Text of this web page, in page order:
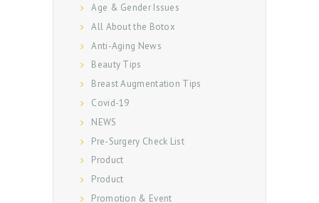
BEAUTY TIPS
PATIENT REVIEWS
Age & Gender Issues
All About the Botox
Anti-Aging News
Beauty Tips
Breast Augmentation Tips
Covid-19
NEWS
Pre-Surgery Check List
Product
Product
Promotion & Event